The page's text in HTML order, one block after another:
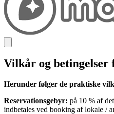
Vilkår og betingelser
Herunder følger de praktiske
Reservationsgebyr: på 10 % af
indbetales ved booking af lokale /